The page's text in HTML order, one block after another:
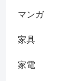
マンガ
家具
家電